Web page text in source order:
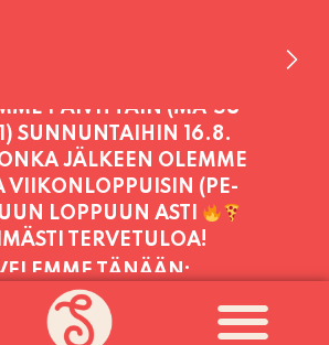
TÄNÄÄN:
11:00 - 21:00
PÄIVITTÄIN (MA-SU
SUNNUNTAIHIN 16.8.
JÄLKEEN OLEMME
VIIKONLOPPUISIN (PE-
LOPPUUN ASTI
TERVETULOA!